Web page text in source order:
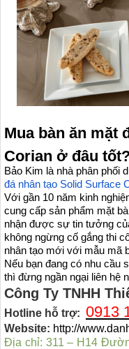
Mua bàn ăn mặt
Corian ở đâu
Bảo Kim là nhà phân phối
đá nhân tạo Solid Surface
Với gần 10 năm kinh
cung cấp sản phẩm mặt
nhận được sự tin tưởng
không ngừng cố gắng thi
nhân tạo mới với mẫu mã
Nếu bạn đang có nhu cầu
thì đừng ngần ngại liên hệ
Công Ty TNHH
Hotline hỗ trợ: 0913
Website: http://
Địa chỉ: 311 – H14